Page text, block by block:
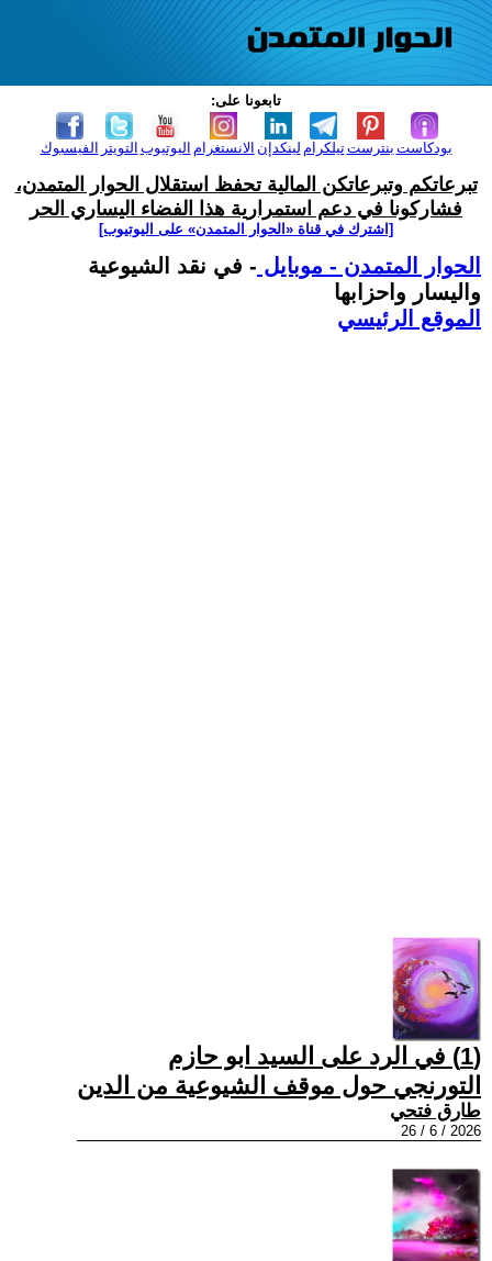
تابعونا على:
الفيسبوك التويتر اليوتيوب الانستغرام لينكدإن تيلكرامبنترست بودكاست
تبرعاتكم وتبرعاتكن المالية تحفظ استقلال الحوار المتمدن،
فشاركونا في دعم استمرارية هذا الفضاء اليساري الحر
[اشترك في قناة ‫«الحوار المتمدن» على اليوتيوب]
الحوار المتمدن - موبايل - في نقد الشيوعية
واليسار واحزابها
الموقع الرئيسي
(1) في الرد على السيد ابو حازم
التورنجي حول موقف الشيوعية من الدين
طارق فتحي
2026 / 6 / 26